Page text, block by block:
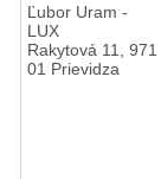
Ľubor Uram -
LUX
Rakytová 11, 971
01 Prievidza